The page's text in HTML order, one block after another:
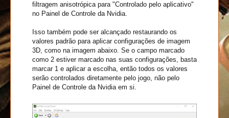
filtragem anisotrópica para "Controlado pelo aplicativo"
no Painel de Controle da Nvidia.
Isso também pode ser alcançado restaurando os
valores padrão para aplicar configurações de imagem
3D, como na imagem abaixo. Se o campo marcado
como 2 estiver marcado nas suas configurações, basta
marcar 1 e aplicar a escolha, então todos os valores
serão controlados diretamente pelo jogo, não pelo
Painel de Controle da Nvidia em si.